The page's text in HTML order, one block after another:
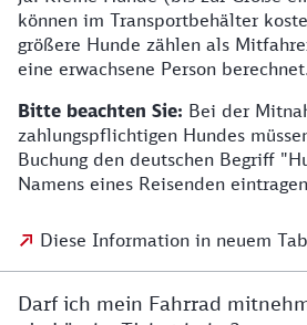
können im Transportbehälter
größere Hunde zählen als
eine erwachsene Person
Bitte beachten Sie: Bei der
zahlungspflichtigen Hundes
Buchung den deutschen Begriff
Namens eines Reisenden
Diese Information in neuem
Darf ich mein Fahrrad